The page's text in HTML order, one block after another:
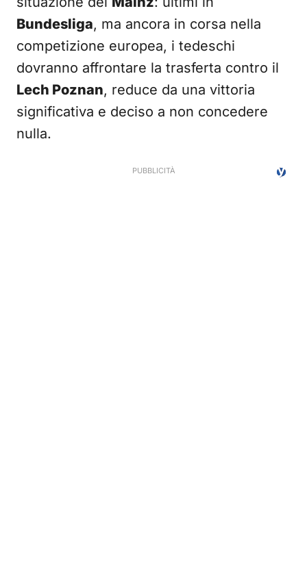
Bundesliga, ma ancora in corsa nella
competizione europea, i tedeschi
dovranno affrontare la trasferta contro il
Lech Poznan, reduce da una vittoria
significativa e deciso a non concedere
nulla.